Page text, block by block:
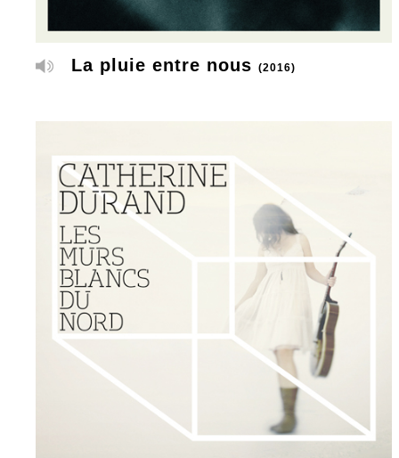
La pluie entre nous (2016)